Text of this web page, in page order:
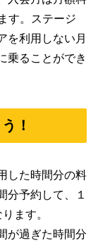
す。ステージ
を利用しない月
乗ることができ
！
した時間分の料
分予約して、１
ます。
が過ぎた時間分